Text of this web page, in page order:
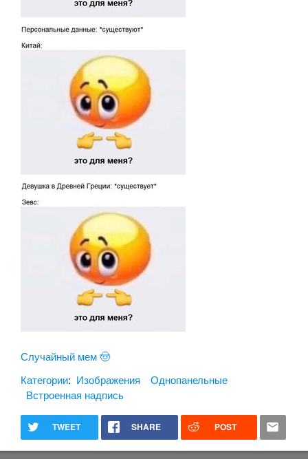
Случайный мем 🤠
Категории: Изображения
Однопанельные
Встроенная надпись
TWEET SHARE POST